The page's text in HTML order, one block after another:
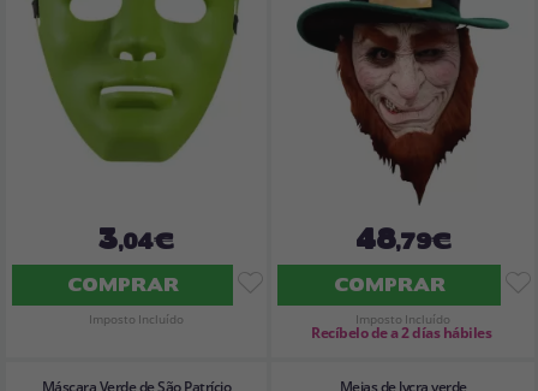
3,04€
COMPRAR
Imposto Incluído
48,79€
COMPRAR
Imposto Incluído
Recíbelo de a 2 días hábiles
Máscara Verde de São Patrício Meias de lycra verde